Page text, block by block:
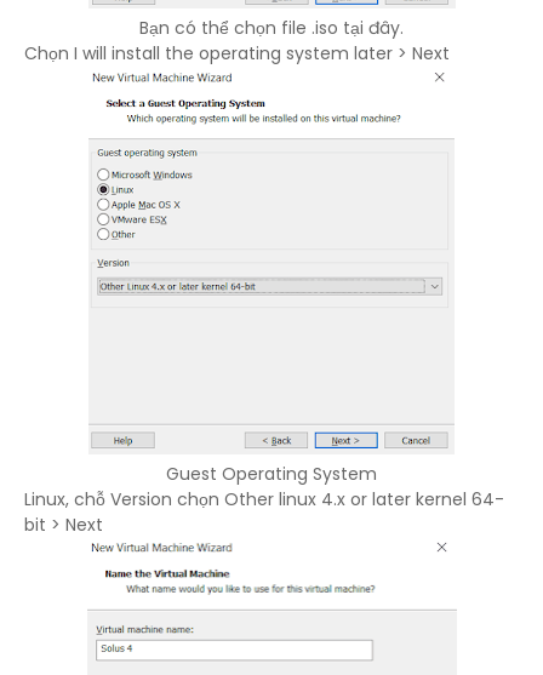
Bạn có thể chọn file .iso tại đây.
Chọn I will install the operating system later > Next
Guest Operating System
Linux, chỗ Version chọn Other linux 4.x or later kernel 64-
bit > Next